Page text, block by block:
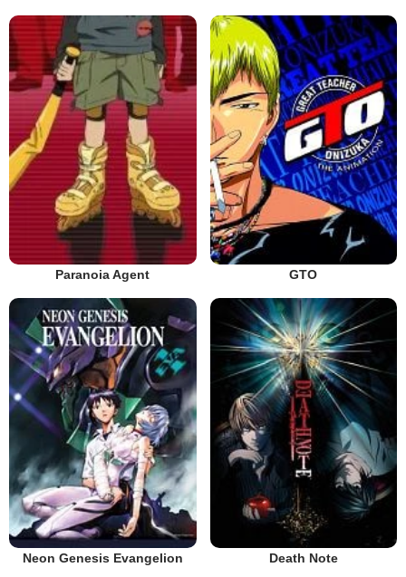
Paranoia Agent GTO
Neon Genesis Evangelion Death Note